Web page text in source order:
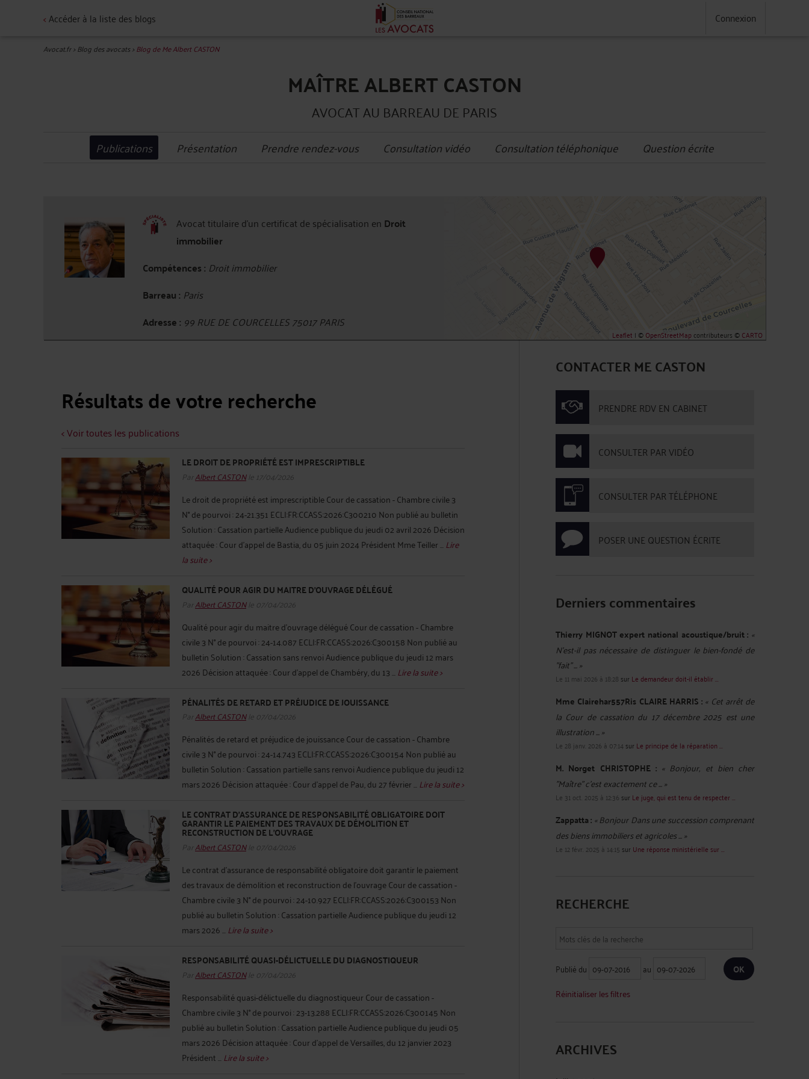
<Accéder à la liste des blogs Connexion
Avocat.fr>Blog des avocats>Blog de Me Albert CASTON
MAÎTRE ALBERT CASTON
AVOCAT AU BARREAU DE PARIS
Publications Présentation Prendre rendez-vous Consultation vidéo Consultation téléphonique Question écrite
Avocat titulaire d'un certificat de spécialisation en Droit
immobilier
Compétences : Droit immobilier
Barreau : Paris
Adresse : 99 RUE DE COURCELLES 75017 PARIS
Leaflet | ©OpenStreetMapcontributeurs ©CARTO
Résultats de votre recherche
< Voir toutes les publications
LE DROIT DE PROPRIÉTÉ EST IMPRESCRIPTIBLE
ParAlbert CASTONle 17/04/2026
Le droit de propriété est imprescriptible Cour de cassation - Chambre civile 3
N° de pourvoi : 24-21.351 ECLI:FR:CCASS:2026:C300210 Non publié au bulletin
Solution : Cassation partielle Audience publique du jeudi 02 avril 2026 Décision
attaquée : Cour d'appel de Bastia, du 05 juin 2024 Président Mme Teiller ...Lire
la suite >
QUALITÉ POUR AGIR DU MAITRE D'OUVRAGE DÉLÉGUÉ
ParAlbert CASTONle 07/04/2026
Qualité pour agir du maitre d'ouvrage délégué Cour de cassation - Chambre
civile 3 N° de pourvoi : 24-14.087 ECLI:FR:CCASS:2026:C300158 Non publié au
bulletin Solution : Cassation sans renvoi Audience publique du jeudi 12 mars
2026 Décision attaquée : Cour d'appel de Chambéry, du 13 ...Lire la suite >
PÉNALITÉS DE RETARD ET PRÉJUDICE DE JOUISSANCE
ParAlbert CASTONle 07/04/2026
Pénalités de retard et préjudice de jouissance Cour de cassation - Chambre
civile 3 N° de pourvoi : 24-14.743 ECLI:FR:CCASS:2026:C300154 Non publié au
bulletin Solution : Cassation partielle sans renvoi Audience publique du jeudi 12
mars 2026 Décision attaquée : Cour d'appel de Pau, du 27 février ...Lire la suite >
LE CONTRAT D'ASSURANCE DE RESPONSABILITÉ OBLIGATOIRE DOIT
GARANTIR LE PAIEMENT DES TRAVAUX DE DÉMOLITION ET
RECONSTRUCTION DE L'OUVRAGE
ParAlbert CASTONle 07/04/2026
Le contrat d'assurance de responsabilité obligatoire doit garantir le paiement
des travaux de démolition et reconstruction de l'ouvrage Cour de cassation -
Chambre civile 3 N° de pourvoi : 24-10.927 ECLI:FR:CCASS:2026:C300153 Non
publié au bulletin Solution : Cassation partielle Audience publique du jeudi 12
mars 2026 ...Lire la suite >
RESPONSABILITÉ QUASI-DÉLICTUELLE DU DIAGNOSTIQUEUR
ParAlbert CASTONle 07/04/2026
Responsabilité quasi-délictuelle du diagnostiqueur Cour de cassation -
Chambre civile 3 N° de pourvoi : 23-13.288 ECLI:FR:CCASS:2026:C300145 Non
publié au bulletin Solution : Cassation partielle Audience publique du jeudi 05
mars 2026 Décision attaquée : Cour d'appel de Versailles, du 12 janvier 2023
Président ...Lire la suite >
CONTACTER ME CASTON
PRENDRE RDV EN CABINET
CONSULTER PAR VIDÉO
CONSULTER PAR TÉLÉPHONE
POSER UNE QUESTION ÉCRITE
Derniers commentaires
Thierry MIGNOT expert national acoustique/bruit : «
N'est-il pas nécessaire de distinguer le bien-fondé de
"fait" ... »
Le 11 mai 2026 à 18:28 sur Le demandeur doit-il établir ...
Mme Clairehar557Ris CLAIRE HARRIS : « Cet arrêt de
la Cour de cassation du 17 décembre 2025 est une
illustration ... »
Le 28 janv. 2026 à 07:14 sur Le principe de la réparation ...
M. Norget CHRISTOPHE : « Bonjour, et bien cher
"Maître" c'est exactement ce ... »
Le 31 oct. 2025 à 12:36 sur Le juge, qui est tenu de respecter ...
Zappatta : « Bonjour Dans une succession comprenant
des biens immobiliers et agricoles ... »
Le 12 févr. 2025 à 14:15 sur Une réponse ministérielle sur ...
RECHERCHE
Publié du
au
Réinitialiser les filtres
ARCHIVES